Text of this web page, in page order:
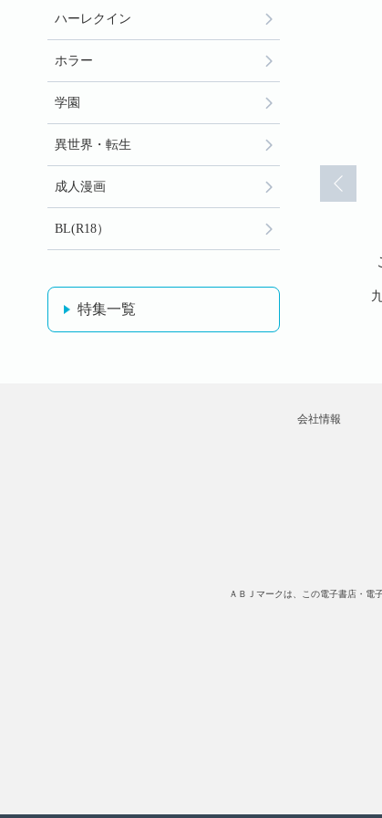
ハーレクイン
ホラー
学園
異世界・転生
成人漫画
BL(R18）
特集一覧
会社情報
ＡＢＪマークは、この電子書店・電